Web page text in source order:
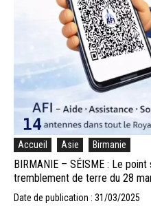
Accueil Asie Birmanie
BIRMANIE – SÉISME : Le
tremblement de terre du 28
Date de publication : 31/03/2025